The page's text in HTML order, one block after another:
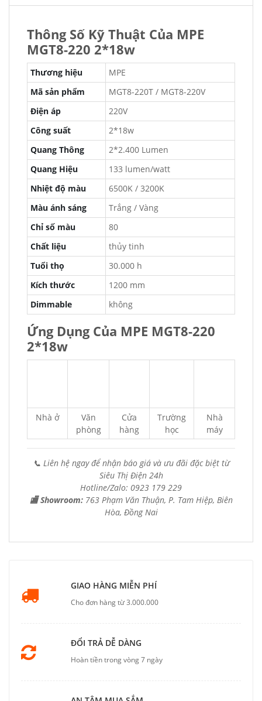
Thông Số Kỹ Thuật Của MPE
MGT8-220 2*18w
Thương hiệu
MPE
Mã sản phẩm
MGT8-220T / MGT8-220V
Điện áp
220V
Công suất
2*18w
Quang Thông
2*2.400 Lumen
Quang Hiệu
133 lumen/watt
Nhiệt độ màu
6500K / 3200K
Màu ánh sáng
Trắng / Vàng
Chỉ số màu
80
Chất liệu
thủy tinh
Tuổi thọ
30.000 h
Kích thước
1200 mm
Dimmable
không
Ứng Dụng Của MPE MGT8-220
2*18w
Nhà ở
Văn
phòng
Cửa
hàng
Trường
học
Nhà
máy
📞 Liên hệ ngay để nhận báo giá và ưu đãi đặc biệt từ
Siêu Thị Điện 24h
Hotline/Zalo: 0923 179 229
🏬 Showroom: 763 Phạm Văn Thuận, P. Tam Hiệp, Biên
Hòa, Đồng Nai
GIAO HÀNG MIỄN PHÍ
Cho đơn hàng từ 3.000.000
ĐỔI TRẢ DỄ DÀNG
Hoàn tiền trong vòng 7 ngày